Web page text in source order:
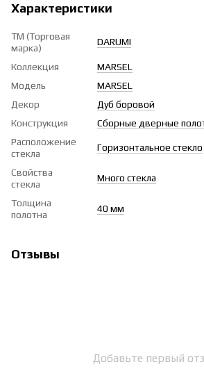
Характеристики
ТМ (Торговая
марка)
DARUMI
Коллекция
MARSEL
Модель
MARSEL
Декор
Дуб боровой
Конструкция
Сборные дверные
Расположение
стекла
Горизонтальное стекло
Свойства
стекла
Много стекла
Толщина
полотна
40 мм
Отзывы
Добавьте первый